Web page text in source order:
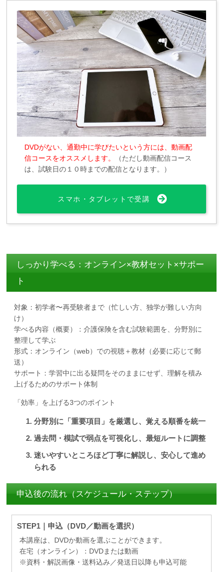
DVDがない、通勤中に学びたいという方には、動画配
信コースをオススメします。
（ただし動画配信コース
は、試験日の１０時までの配信となります。）
スマホ・タブレットで受講
しっかり学べる：オンライン×教材セット×サポー
ト
対象：初学者〜再受験者まで（忙しい方、独学が難しい方向
け）
学べる内容（概要）：介護保険を含む試験範囲を、分野別に
整理して学ぶ
形式：オンライン（web）での視聴＋教材（必要に応じて郵
送）
サポート：学習中に出る疑問をそのままにせず、理解を積み
上げるためのサポート体制
「効率」を上げる3つのポイント
分野別に「重要項目」を厳選し、覚える順番を統一
過去問・模試で弱点を可視化し、最短ルートに調整
迷いやすいところほど丁寧に解説し、安心して進め
られる
申込後の流れ（スケジュール・ステップ）
STEP1｜申込（DVD／動画を選択）
本講座は、DVDか動画を選ぶことができます。
在宅（オンライン）：DVDまたは動画
※資料・解説画像・送料込み／発送日以降も申込可能